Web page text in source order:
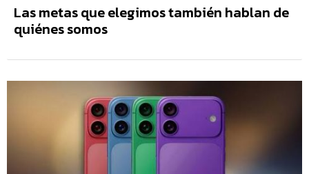
Las metas que elegimos también hablan de
quiénes somos